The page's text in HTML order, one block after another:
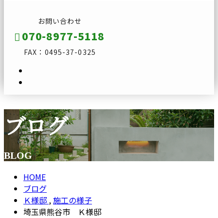
お問い合わせ
070-8977-5118
FAX：0495-37-0325
メールフォーム
ブログ
BLOG
HOME
ブログ
Ｋ様邸 ,施工の様子
埼玉県熊谷市 Ｋ様邸